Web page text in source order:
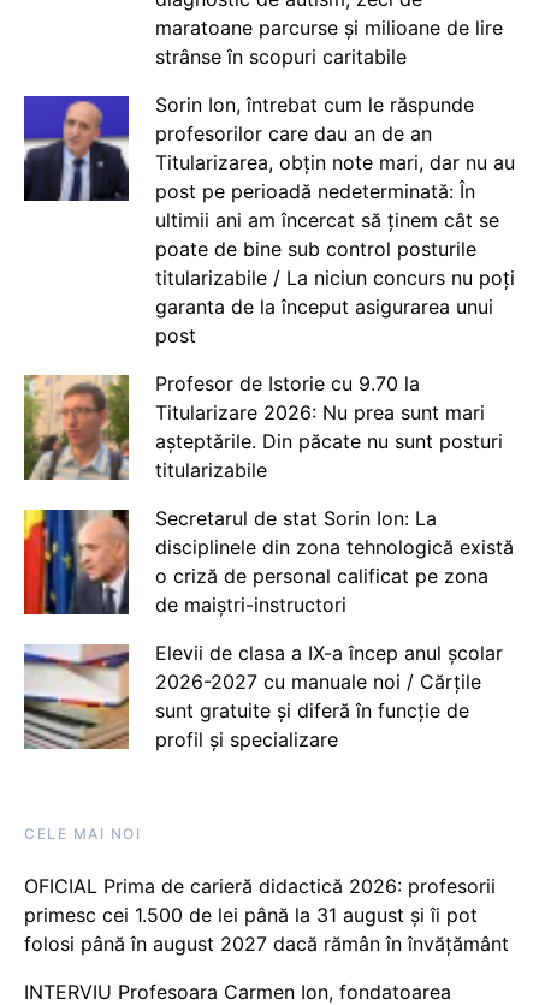
maratoane parcurse și milioane de lire
strânse în scopuri caritabile
Sorin Ion, întrebat cum le răspunde
profesorilor care dau an de an
Titularizarea, obțin note mari, dar nu au
post pe perioadă nedeterminată: În
ultimii ani am încercat să ținem cât se
poate de bine sub control posturile
titularizabile / La niciun concurs nu poți
garanta de la început asigurarea unui
post
Profesor de Istorie cu 9.70 la
Titularizare 2026: Nu prea sunt mari
așteptările. Din păcate nu sunt posturi
titularizabile
Secretarul de stat Sorin Ion: La
disciplinele din zona tehnologică există
o criză de personal calificat pe zona
de maiștri-instructori
Elevii de clasa a IX-a încep anul școlar
2026-2027 cu manuale noi / Cărțile
sunt gratuite și diferă în funcție de
profil și specializare
CELE MAI NOI
OFICIAL Prima de carieră didactică 2026: profesorii
primesc cei 1.500 de lei până la 31 august și îi pot
folosi până în august 2027 dacă rămân în învățământ
INTERVIU Profesoara Carmen Ion, fondatoarea